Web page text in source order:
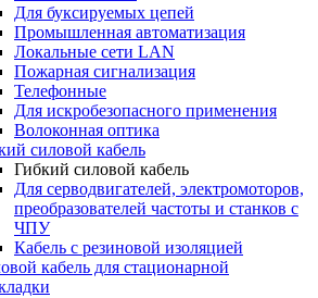
Для буксируемых цепей
Промышленная автоматизация
Локальные сети LAN
Пожарная сигнализация
Телефонные
Для искробезопасного применения
Волоконная оптика
силовой кабель
Гибкий силовой кабель
Для серводвигателей, электромоторов,
преобразователей частоты и станков с
ЧПУ
Кабель с резиновой изоляцией
кабель для стационарной